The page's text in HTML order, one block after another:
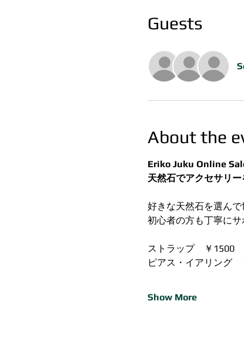
Guests
About the
Eriko Juku Online
天然石でアクセサリー
好きな天然石を選んで
初心者の方も丁寧にサ
ストラップ　￥1500
ピアス・イアリング
Show More